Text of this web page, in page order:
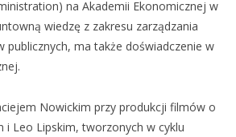
na Akademii Ekonomicznej w
wiedzę z zakresu zarządzania
publicznych, ma także doświadczenie w
Nowickim przy produkcji filmów o
i Leo Lipskim, tworzonych w cyklu